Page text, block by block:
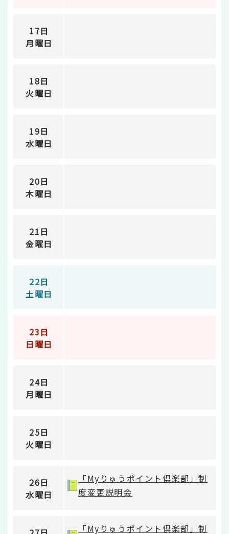
17日
月曜日
18日
火曜日
19日
水曜日
20日
木曜日
21日
金曜日
22日
土曜日
23日
日曜日
24日
月曜日
25日
火曜日
26日
水曜日
「Myりゅうポイント倶楽部」制
度変更説明会
「Myりゅうポイント倶楽部」制